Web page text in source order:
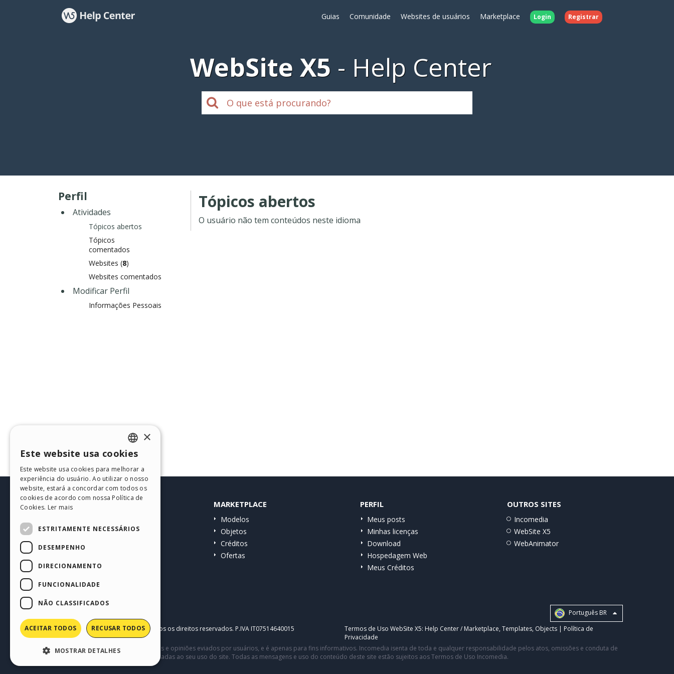
Guias Comunidade Websites de usuários Marketplace Login Registrar
WebSite X5 Help Center
Perfil
Atividades
Tópicos abertos
Tópicos
comentados
Websites (8)
Websites comentados
Modificar Perfil
Informações Pessoais
Tópicos abertos
O usuário não tem conteúdos neste idioma
HELP CENTER
Comunidade
Websites de usuários
MARKETPLACE
Modelos
Objetos
Créditos
Ofertas
PERFIL
Meus posts
Minhas licenças
Download
Hospedagem Web
Meus Créditos
OUTROS SITES
Incomedia
WebSite X5
WebAnimator
Português BR
Copyright © 2026Incomedia s.r.l. Todos os direitos reservados. P.IVA IT07514640015 Termos de Uso WebSite X5: Help Center / Marketplace, Templates, Objects | Política de
Privacidade
Este site contém conteúdo comentários e opiniões eviados por usuários, e é apenas para fins informativos. Incomedia isenta de toda e qualquer responsabilidade pelos atos, omissões e conduta de
terceiros em conexão com ou relacionadas ao seu uso do site. Todas as mensagens e uso do conteúdo deste site estão sujeitos aos Termos de Uso Incomedia.
ENGLISH
ITALIAN
GERMAN
PORTUGUESE
×
Este website usa cookies
Este website usa cookies para melhorar a
experiência do usuário. Ao utilizar o nosso
website, estará a concordar com todos os
cookies de acordo com nossa Política de
Cookies. Ler mais
ESTRITAMENTE NECESSÁRIOS
DESEMPENHO
DIRECIONAMENTO
FUNCIONALIDADE
NÃO CLASSIFICADOS
ACEITAR TODOS RECUSAR TODOS
MOSTRAR DETALHES